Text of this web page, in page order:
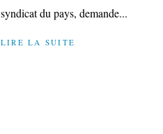
syndicat du pays, demande...
LIRE LA SUITE